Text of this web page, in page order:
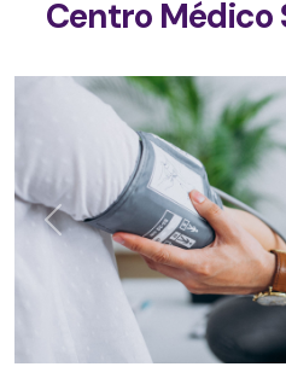
Centro Médico
Previous